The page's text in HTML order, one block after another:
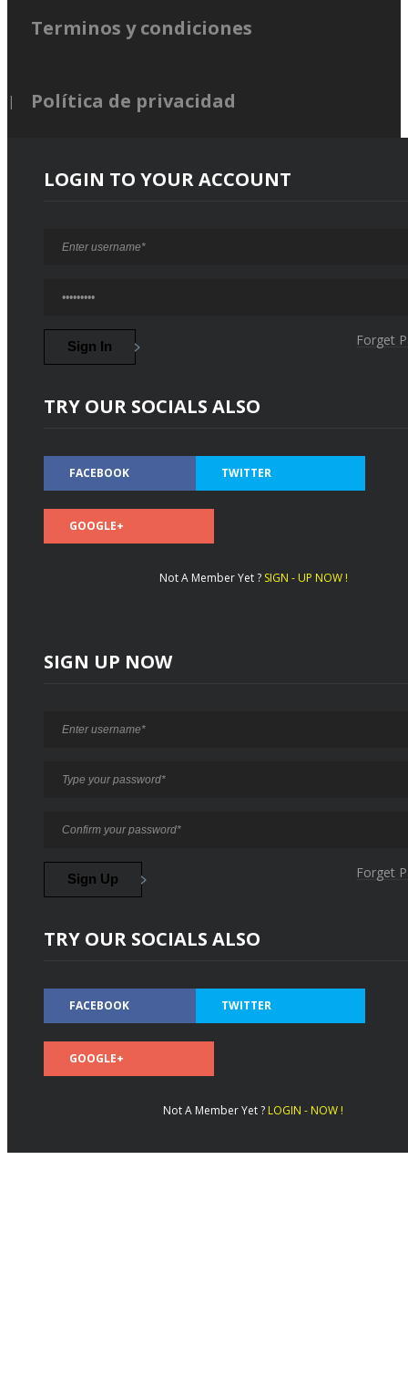
Terminos y condiciones
Política de privacidad
LOGIN TO YOUR ACCOUNT
Forget
TRY OUR SOCIALS ALSO
FACEBOOK TWITTER
GOOGLE+
Not A Member Yet ? SIGN - UP NOW !
SIGN UP NOW
Forget
TRY OUR SOCIALS ALSO
FACEBOOK TWITTER
GOOGLE+
Not A Member Yet ? LOGIN - NOW !